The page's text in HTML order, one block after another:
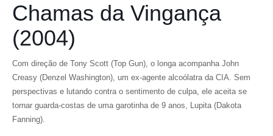
Chamas da Vingança
(2004)
Com direção de Tony Scott (Top Gun), o longa acompanha John
Creasy (Denzel Washington), um ex-agente alcoólatra da CIA. Sem
perspectivas e lutando contra o sentimento de culpa, ele aceita se
tornar guarda-costas de uma garotinha de 9 anos, Lupita (Dakota
Fanning).